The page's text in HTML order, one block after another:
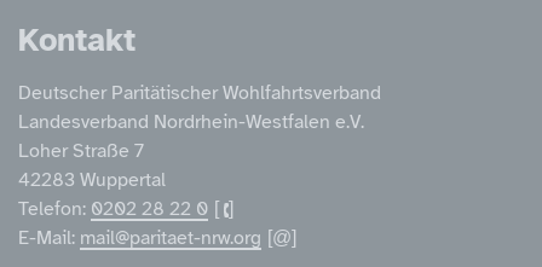
Kontakt
Deutscher Paritätischer Wohlfahrtsverband
Landesverband Nordrhein-Westfalen e.V.
Loher Straße 7
42283 Wuppertal
Telefon: 0202 28 22 0
E-Mail: mail@paritaet-nrw.org